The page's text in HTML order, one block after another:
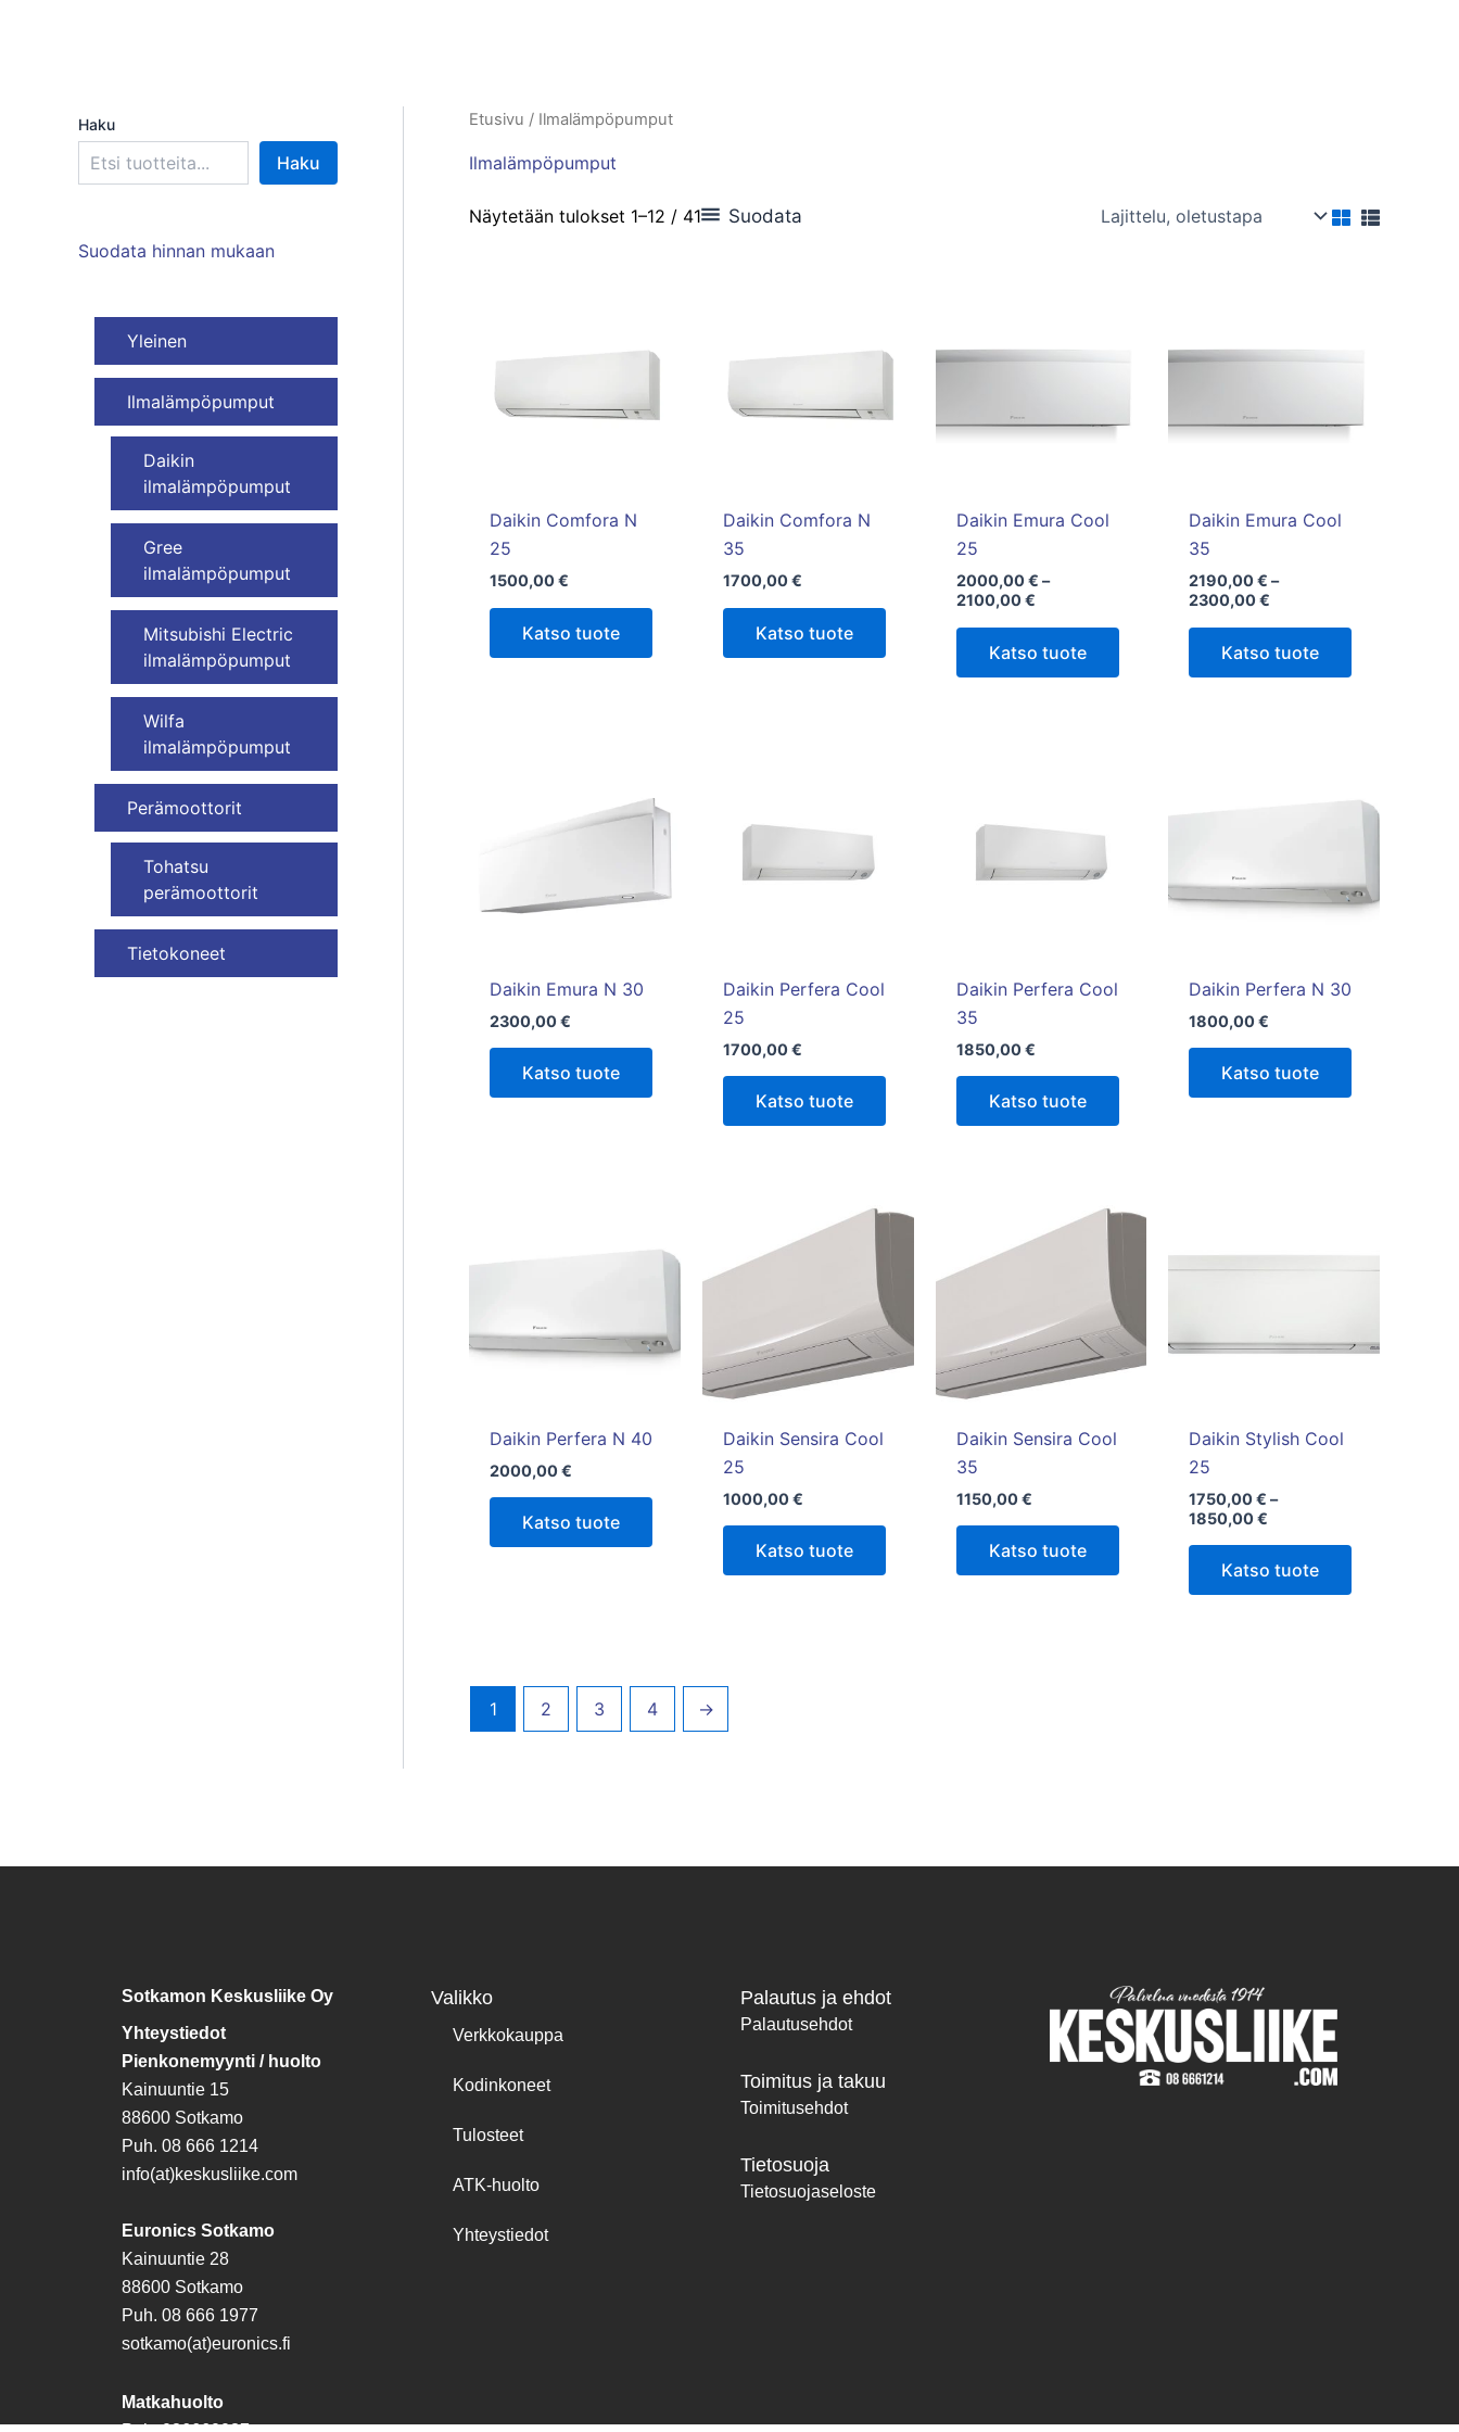
Haku
Haku
Suodata hinnan mukaan
Yleinen
Ilmalämpöpumput
Daikin
ilmalämpöpumput
Gree
ilmalämpöpumput
Mitsubishi Electric
ilmalämpöpumput
Wilfa
ilmalämpöpumput
Perämoottorit
Tohatsu
perämoottorit
Tietokoneet
Etusivu / Ilmalämpöpumput
Ilmalämpöpumput
Näytetään tulokset 1–12 / 41 Suodata
Daikin Comfora N
25
1500,00€
Katso tuote
Daikin Comfora N
35
1700,00€
Katso tuote
Daikin Emura Cool
25
2000,00€ –
2100,00€
2100,00 €
Katso tuote
Daikin Emura Cool
35
2190,00€ –
2300,00€
2300,00 €
Katso tuote
Daikin Emura N 30
2300,00€
Katso tuote
on
muunnelma.
Voit
Daikin Perfera Cool
25
1700,00€
Katso tuote
Daikin Perfera Cool
35
1850,00€
Katso tuote
Daikin Perfera N 30
1800,00€
Katso tuote
Daikin Perfera N 40
2000,00€
Katso tuote
Daikin Sensira Cool
25
1000,00€
Katso tuote
Daikin Sensira Cool
35
1150,00€
Katso tuote
Daikin Stylish Cool
25
1750,00€ –
1850,00€
Katso tuote
on
Voit
1 2 3 4 →
Sotkamon Keskusliike Oy
Yhteystiedot
Pienkonemyynti / huolto
Kainuuntie 15
88600 Sotkamo
Puh. 08 666 1214
info(at)keskusliike.com
Euronics Sotkamo
Kainuuntie 28
88600 Sotkamo
Puh. 08 666 1977
sotkamo(at)euronics.fi
Matkahuolto
Valikko
Verkkokauppa
Kodinkoneet
Tulosteet
ATK-huolto
Yhteystiedot
Palautus ja ehdot
Palautusehdot
Toimitus ja takuu
Toimitusehdot
Tietosuoja
Tietosuojaseloste